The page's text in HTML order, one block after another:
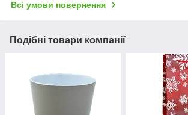
Всі умови повернення
Подібні товари компанії